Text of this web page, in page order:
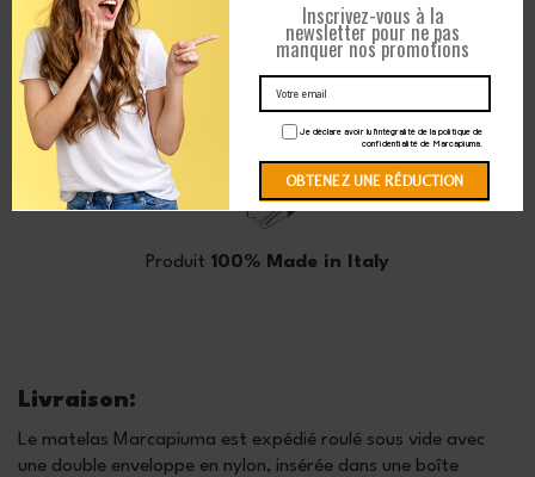
Produit 100% Made in Italy
Livraison:
Le matelas Marcapiuma est expédié roulé sous vide avec
une double enveloppe en nylon, insérée dans une boîte
Je déclare avoir lu l'intégralité de la politique de
confidentialité de Marcapiuma.
Inscrivez-vous à la
newsletter pour ne pas
manquer nos promotions